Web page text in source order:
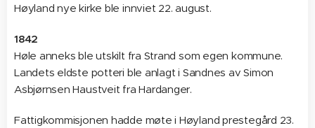
Høyland nye kirke ble innviet 22. august.
1842
Høle anneks ble utskilt fra Strand som egen kommune.
Landets eldste potteri ble anlagt i Sandnes av Simon
Asbjørnsen Haustveit fra Hardanger.
Fattigkommisjonen hadde møte i Høyland prestegård 23.